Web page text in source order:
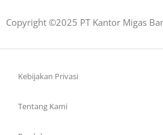
Copyright ©2025 PT Kantor Migas
Kebijakan Privasi
Tentang Kami